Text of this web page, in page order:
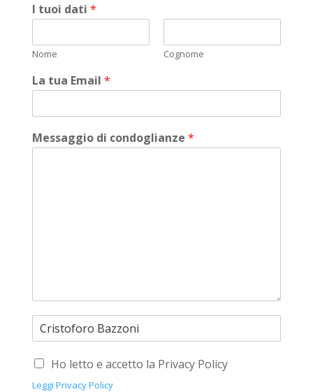
I tuoi dati *
Nome Cognome
La tua Email *
Messaggio di condoglianze *
Ho letto e accetto la Privacy Policy
Leggi Privacy Policy